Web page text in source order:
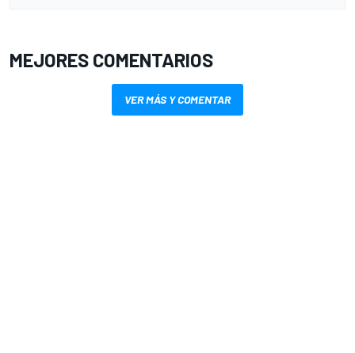
MEJORES COMENTARIOS
VER MÁS Y COMENTAR